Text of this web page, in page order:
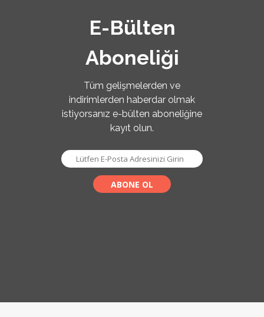
E-Bülten
Aboneliği
Tüm gelişmelerden ve
indirimlerden haberdar olmak
istiyorsanız e-bülten aboneliğine
kayıt olun.